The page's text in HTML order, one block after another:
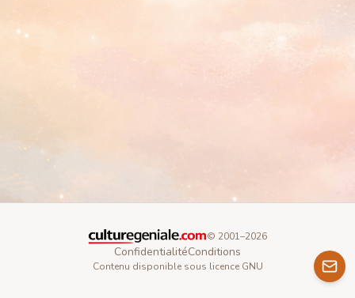
© 2001–2026
ConfidentialitéConditions
Contenu disponible sous licence GNU